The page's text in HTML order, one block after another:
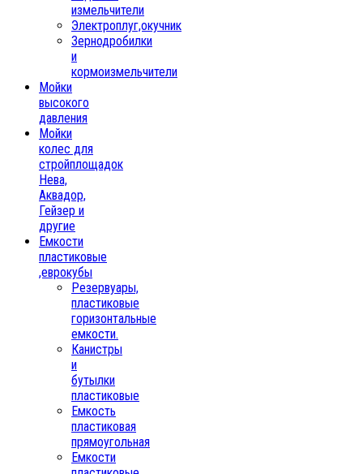
измельчители
Электроплуг,окучник
Зернодробилки
и
кормоизмельчители
Мойки
высокого
давления
Мойки
колес для
стройплощадок
Нева,
Аквадор,
Гейзер и
другие
Емкости
пластиковые
,еврокубы
Резервуары,
пластиковые
горизонтальные
емкости.
Канистры
и
бутылки
пластиковые
Емкость
пластиковая
прямоугольная
Емкости